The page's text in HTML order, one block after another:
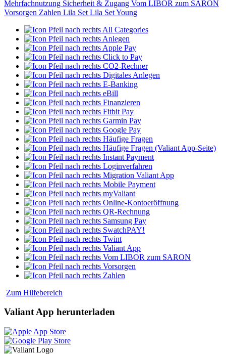
Mehrfachnutzung Sicherheit & Zugang Vom LIBOR zum SARON
Vorsorgen Zahlen Lila Set Lila Set Young
All Categories
Anlegen
Apple Pay
Click to Pay
CO2-Rechner
Digitales Anlegen
E-Banking
eBill
Finanzieren
Fitbit Pay
Garmin Pay
Google Pay
Häufige Fragen
Häufige Fragen (Valiant App-Seite)
Instant Payment
Loginverfahren
Migration Valiant App
Mobile Payment
myValiant
Online-Kontoeröffnung
QR-Rechnung
Samsung Pay
SwatchPAY!
Twint
Valiant App
Vom LIBOR zum SARON
Vorsorgen
Zahlen
Zum Hilfebereich
Valiant App herunterladen